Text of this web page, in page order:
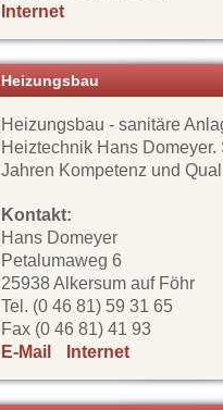
Internet
Heizungsbau
Heizungsbau - sanitäre
Heiztechnik Hans Domeyer.
Jahren Kompetenz und
Kontakt:
Hans Domeyer
Petalumaweg 6
25938 Alkersum auf Föhr
Tel. (0 46 81) 59 31 65
Fax (0 46 81) 41 93
E-Mail
Internet